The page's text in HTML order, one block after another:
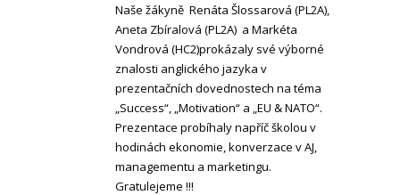
Naše žákyně Renáta Šlossarová (PL2A),
Aneta Zbíralová (PL2A) a Markéta
Vondrová (HC2)prokázaly své výborné
znalosti anglického jazyka v
prezentačních dovednostech na téma
„Success“, „Motivation“ a „EU & NATO“.
Prezentace probíhaly napříč školou v
hodinách ekonomie, konverzace v AJ,
managementu a marketingu.
Gratulejeme !!!